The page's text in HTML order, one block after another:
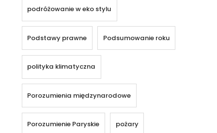
podróżowanie w eko stylu
Podstawy prawne Podsumowanie roku
polityka klimatyczna
Porozumienia międzynarodowe
Porozumienie Paryskie pożary